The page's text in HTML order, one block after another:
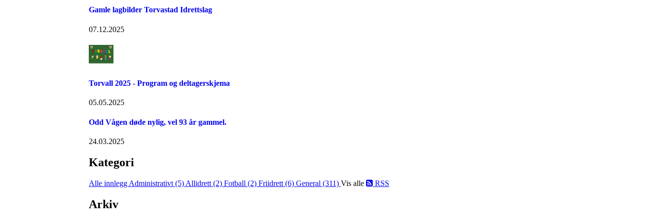
Gamle lagbilder Torvastad Idrettslag
07.12.2025
Torvall 2025 - Program og deltagerskjema
05.05.2025
Odd Vågen døde nylig, vel 93 år gammel.
24.03.2025
Kategori
Alle innlegg Administrativt (5) Allidrett (2) Fotball (2) Friidrett (6) General (311) Vis alle RSS
Arkiv